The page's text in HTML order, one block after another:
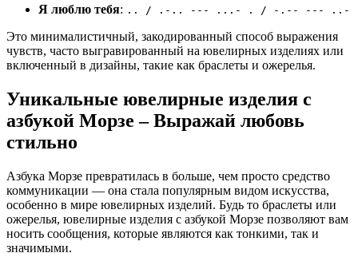
Я люблю тебя: .. / .-.. --- ...- . / -.-- --- ..-
Это минималистичный, закодированный способ выражения
чувств, часто выгравированный на ювелирных изделиях или
включенный в дизайны, такие как браслеты и ожерелья.
Уникальные ювелирные изделия с
азбукой Морзе – Выражай любовь
стильно
Азбука Морзе превратилась в больше, чем просто средство
коммуникации — она стала популярным видом искусства,
особенно в мире ювелирных изделий. Будь то браслеты или
ожерелья, ювелирные изделия с азбукой Морзе позволяют вам
носить сообщения, которые являются как тонкими, так и
значимыми.